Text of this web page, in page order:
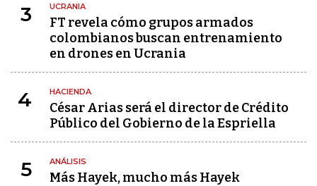
3 UCRANIA
FT revela cómo grupos armados
colombianos buscan entrenamiento
en drones en Ucrania
4 HACIENDA
César Arias será el director de Crédito
Público del Gobierno de la Espriella
5 ANÁLISIS
Más Hayek, mucho más Hayek